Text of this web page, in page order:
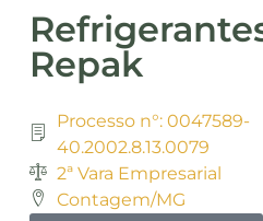
Repak
Processo n°: 0047589-
40.2002.8.13.0079
2ª Vara Empresarial
Contagem/MG